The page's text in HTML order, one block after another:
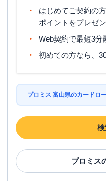
はじめてご契約の
ポイントをプレゼ
Web契約で最短3
初めての方なら、
プロミス 富山県のカードロ
プロミス